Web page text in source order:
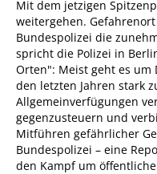
Mit dem jetzigen
weitergehen.
Bundespolizei die
spricht die Polizei in
Orten": Meist geht es um
den letzten Jahren stark
Allgemeinverfügungen
gegenzusteuern und
Mitführen gefährlicher
Bundespolizei – eine
den Kampf um öffentliche